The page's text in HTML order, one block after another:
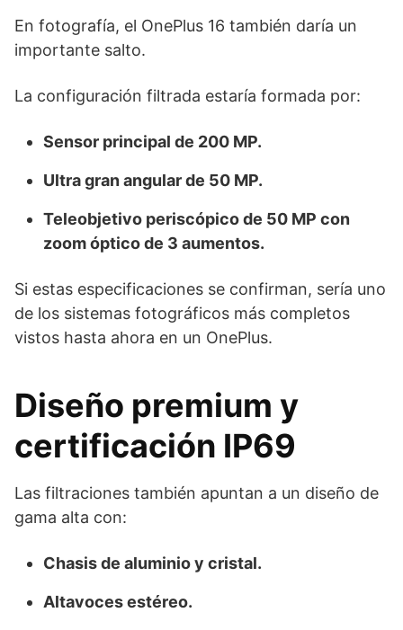
En fotografía, el OnePlus 16 también daría un
importante salto.
La configuración filtrada estaría formada por:
Sensor principal de 200 MP.
Ultra gran angular de 50 MP.
Teleobjetivo periscópico de 50 MP con
zoom óptico de 3 aumentos.
Si estas especificaciones se confirman, sería uno
de los sistemas fotográficos más completos
vistos hasta ahora en un OnePlus.
Diseño premium y
certificación IP69
Las filtraciones también apuntan a un diseño de
gama alta con:
Chasis de aluminio y cristal.
Altavoces estéreo.